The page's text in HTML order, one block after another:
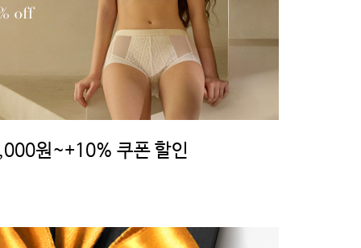
원~+10% 쿠폰 할인